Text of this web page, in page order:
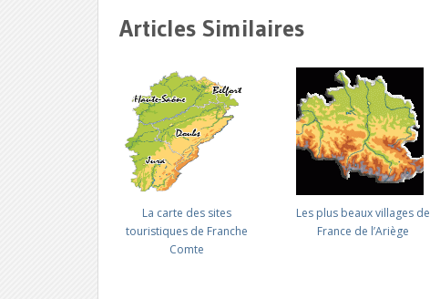
Articles Similaires
La carte des sites
touristiques de Franche
Comte
Les plus beaux villages de
France de l’Ariège